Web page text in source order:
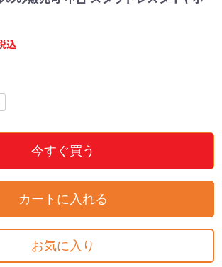
込
今すぐ買う
カートに入れる
お気に入り